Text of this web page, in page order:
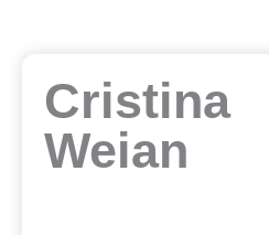
Cristina
Weian